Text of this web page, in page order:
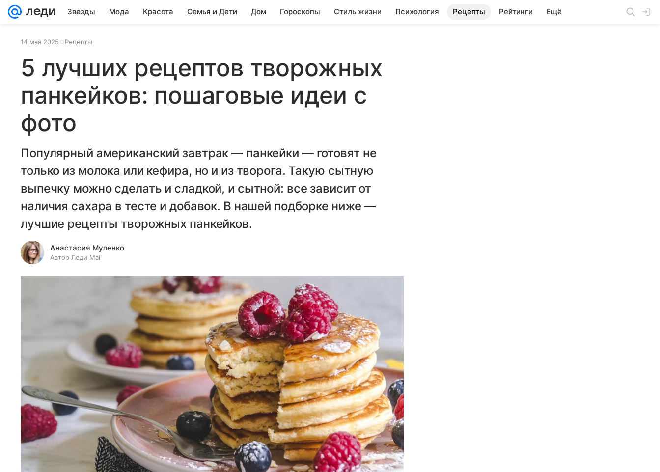
Звезды Мода Красота Семья и Дети Дом Гороскопы Стиль жизни Психология Рецепты Рейтинги Ещё
14 мая 2025 Рецепты
5 лучших рецептов творожных
панкейков: пошаговые идеи с
фото
Популярный американский завтрак — панкейки — готовят не
только из молока или кефира, но и из творога. Такую сытную
выпечку можно сделать и сладкой, и сытной: все зависит от
наличия сахара в тесте и добавок. В нашей подборке ниже —
лучшие рецепты творожных панкейков.
Анастасия Муленко
Автор Леди Mail